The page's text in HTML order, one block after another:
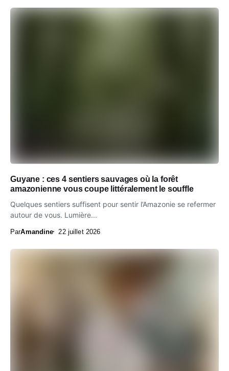
Guyane : ces 4 sentiers sauvages où la forêt
amazonienne vous coupe littéralement le souffle
Quelques sentiers suffisent pour sentir l’Amazonie se refermer
autour de vous. Lumière...
ParAmandine 22 juillet 2026